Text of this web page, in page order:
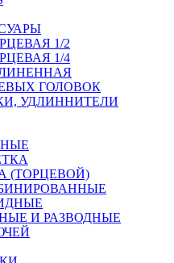
1/2
1/4
ГОЛОВОК
УДЛИННИТЕЛИ
(ТОРЦЕВОЙ)
И РАЗВОДНЫЕ